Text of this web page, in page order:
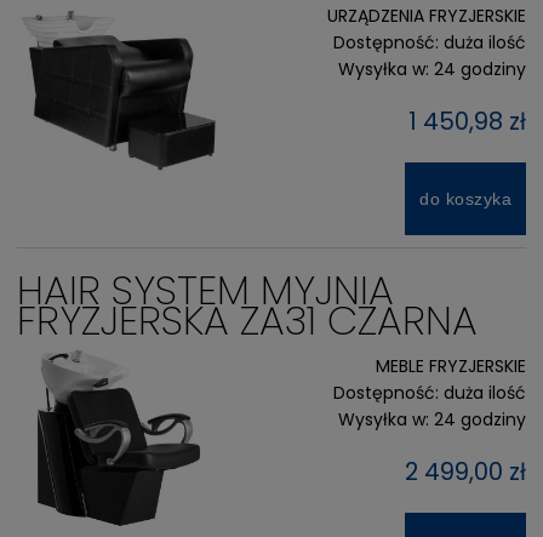
URZĄDZENIA FRYZJERSKIE
Dostępność: duża ilość
Wysyłka w: 24 godziny
1 450,98 zł
do koszyka
HAIR SYSTEM MYJNIA
FRYZJERSKA ZA31 CZARNA
MEBLE FRYZJERSKIE
Dostępność: duża ilość
Wysyłka w: 24 godziny
2 499,00 zł